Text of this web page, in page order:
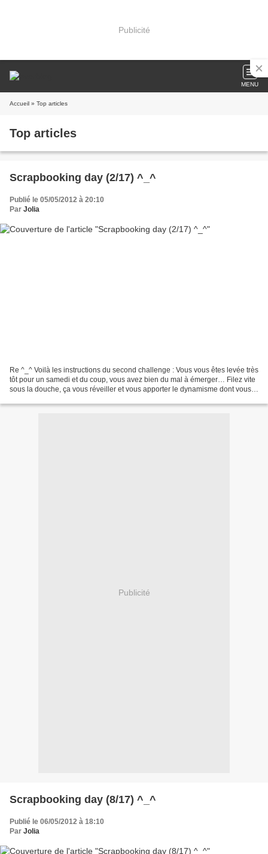
Publicité
MENU
Accueil » Top articles
Top articles
Scrapbooking day (2/17) ^_^
Publié le 05/05/2012 à 20:10
Par Jolia
Re ^_^ Voilà les instructions du second challenge : Vous vous êtes levée très
tôt pour un samedi et du coup, vous avez bien du mal à émerger… Filez vite
sous la douche, ça vous réveiller et vous apporter le dynamisme dont vous
Publicité
Scrapbooking day (8/17) ^_^
Publié le 06/05/2012 à 18:10
Par Jolia